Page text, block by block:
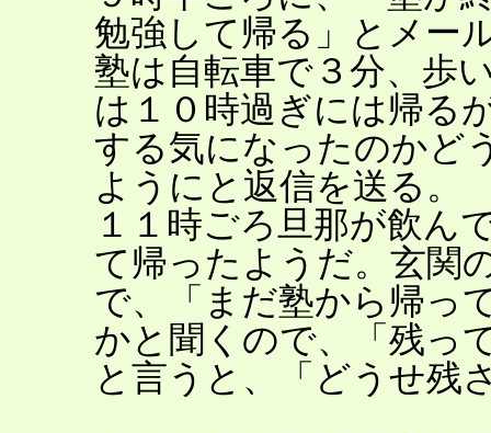
勉強して帰る」とメー
塾は自転車で３分、歩
は１０時過ぎには帰る
する気になったのかど
ようにと返信を送る。
１１時ごろ旦那が飲ん
て帰ったようだ。玄関
で、「まだ塾から帰っ
かと聞くので、「残っ
と言うと、「どうせ残